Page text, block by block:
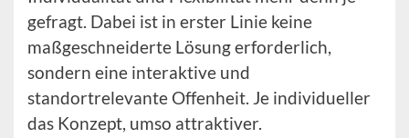
gefragt. Dabei ist in erster Linie keine
maßgeschneiderte Lösung erforderlich,
sondern eine interaktive und
standortrelevante Offenheit. Je individueller
das Konzept, umso attraktiver.